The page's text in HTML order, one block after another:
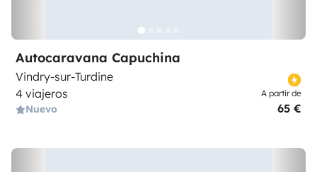
Autocaravana Capuchina
Vindry-sur-Turdine
4 viajeros
Nuevo
A partir de
65 €